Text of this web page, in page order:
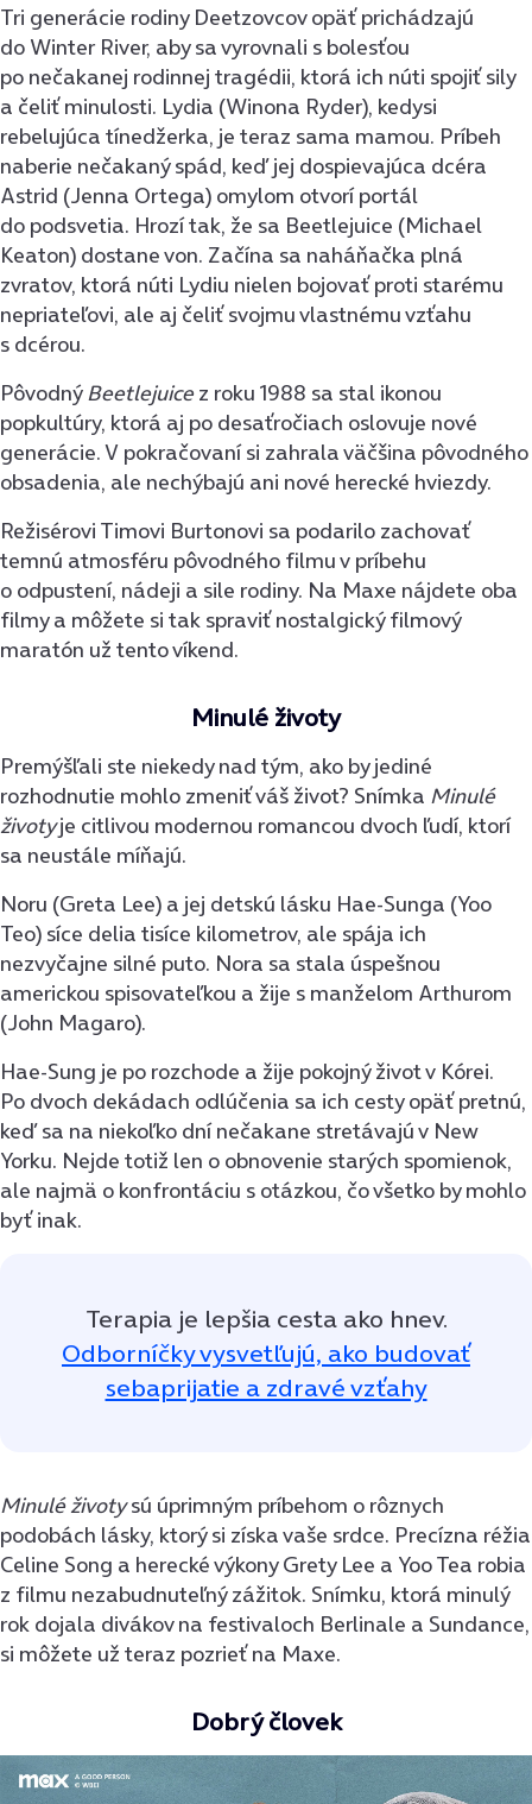
Tri generácie rodiny Deetzovcov opäť prichádzajú
do Winter River, aby sa vyrovnali s bolesťou
po nečakanej rodinnej tragédii, ktorá ich núti spojiť sily
a čeliť minulosti. Lydia (Winona Ryder), kedysi
rebelujúca tínedžerka, je teraz sama mamou. Príbeh
naberie nečakaný spád, keď jej dospievajúca dcéra
Astrid (Jenna Ortega) omylom otvorí portál
do podsvetia. Hrozí tak, že sa Beetlejuice (Michael
Keaton) dostane von. Začína sa naháňačka plná
zvratov, ktorá núti Lydiu nielen bojovať proti starému
nepriateľovi, ale aj čeliť svojmu vlastnému vzťahu
s dcérou.
PôvodnýBeetlejuicez roku 1988 sa stal ikonou
popkultúry, ktorá aj po desaťročiach oslovuje nové
generácie. V pokračovaní si zahrala väčšina pôvodného
obsadenia, ale nechýbajú ani nové herecké hviezdy.
Režisérovi Timovi Burtonovi sa podarilo zachovať
temnú atmosféru pôvodného filmu v príbehu
o odpustení, nádeji a sile rodiny. Na Maxe nájdete oba
filmy a môžete si tak spraviť nostalgický filmový
maratón už tento víkend.
Minulé životy
Premýšľali ste niekedy nad tým, ako by jediné
rozhodnutie mohlo zmeniť váš život? Snímka Minulé
životyje citlivou modernou romancou dvoch ľudí, ktorí
sa neustále míňajú.
Noru (Greta Lee) a jej detskú lásku Hae-Sunga (Yoo
Teo) síce delia tisíce kilometrov, ale spája ich
nezvyčajne silné puto. Nora sa stala úspešnou
americkou spisovateľkou a žije s manželom Arthurom
(John Magaro).
Hae-Sung je po rozchode a žije pokojný život v Kórei.
Po dvoch dekádach odlúčenia sa ich cesty opäť pretnú,
keď sa na niekoľko dní nečakane stretávajú v New
Yorku. Nejde totiž len o obnovenie starých spomienok,
ale najmä o konfrontáciu s otázkou, čo všetko by mohlo
byť inak.
Terapia je lepšia cesta ako hnev.
Odborníčky vysvetľujú, ako budovať
sebaprijatie a zdravé vzťahy
Minulé životysú úprimným príbehom o rôznych
podobách lásky, ktorý si získa vaše srdce. Precízna réžia
Celine Song a herecké výkony Grety Lee a Yoo Tea robia
z filmu nezabudnuteľný zážitok. Snímku, ktorá minulý
rok dojala divákov na festivaloch Berlinale a Sundance,
si môžete už teraz pozrieť na Maxe.
Dobrý človek